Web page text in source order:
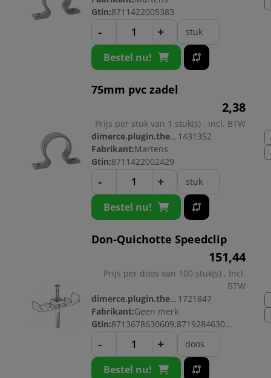
Gtin:8711422005383
- + stuk
Bestel nu!
75mm pvc zadel
2,38
Prijs per stuk van 1 stuk(s) , Incl. BTW
dimerce.plugin.theme.productnr: 1431352
Fabrikant:Martens
Gtin:8711422002429
- + stuk
Bestel nu!
Don-Quichotte Speedclip
151,44
Prijs per doos van 100 stuk(s) , Incl.
BTW
dimerce.plugin.theme.productnr: 1721847
Fabrikant:Geen merk
Gtin:
8713678630609,8719284630606
- + doos
Bestel nu!